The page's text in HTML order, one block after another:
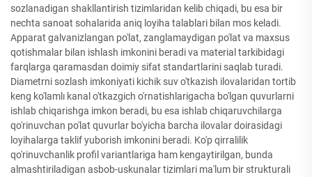
sozlanadigan shakllantirish tizimlaridan kelib chiqadi, bu esa bir
nechta sanoat sohalarida aniq loyiha talablari bilan mos keladi.
Apparat galvanizlangan po'lat, zanglamaydigan po'lat va maxsus
qotishmalar bilan ishlash imkonini beradi va material tarkibidagi
farqlarga qaramasdan doimiy sifat standartlarini saqlab turadi.
Diametrni sozlash imkoniyati kichik suv o'tkazish ilovalaridan tortib
keng ko'lamlı kanal o'tkazgich o'rnatishlarigacha bo'lgan quvurlarni
ishlab chiqarishga imkon beradi, bu esa ishlab chiqaruvchilarga
qo'rinuvchan po'lat quvurlar bo'yicha barcha ilovalar doirasidagi
loyihalarga taklif yuborish imkonini beradi. Ko'p qirralilik
qo'rinuvchanlik profil variantlariga ham kengaytirilgan, bunda
almashtiriladigan asbob-uskunalar tizimlari ma'lum bir strukturali